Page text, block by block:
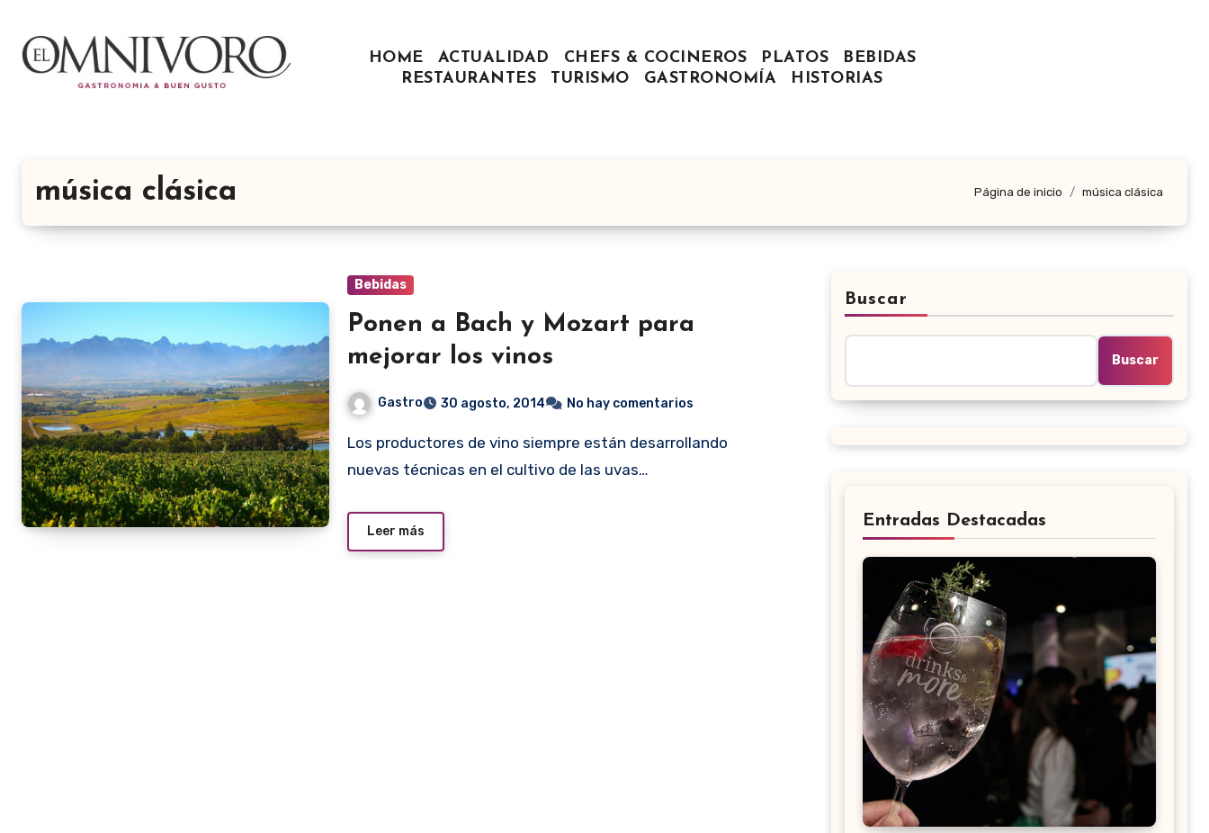
contenido
HOME ACTUALIDAD CHEFS & COCINEROS PLATOS
BEBIDAS
RESTAURANTES
TURISMO GASTRONOMÍA HISTORIAS
música clásica Página de inicio música clásica
Bebidas
Ponen a Bach y Mozart para
mejorar los vinos
Gastro 30 agosto, 2014 No hay comentarios
Los productores de vino siempre están desarrollando
nuevas técnicas en el cultivo de las uvas…
Leer más
Buscar
Buscar
Entradas Destacadas